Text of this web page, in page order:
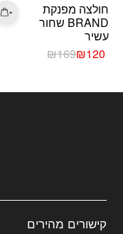
חולצה מפנקת
BRAND שחור
עשיר
₪169
המחיר
₪169.
₪120המחיר
₪120.
קישורים מהירים